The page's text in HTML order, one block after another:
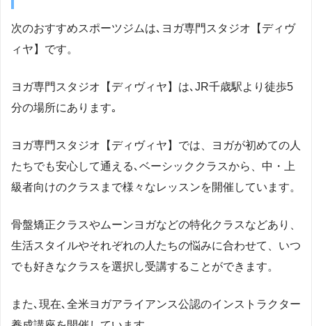
次のおすすめスポーツジムは､ヨガ専門スタジオ【ディヴ
ィヤ】です。
ヨガ専門スタジオ【ディヴィヤ】は､JR千歳駅より徒歩5
分の場所にあります｡
ヨガ専門スタジオ【ディヴィヤ】では、ヨガが初めての人
たちでも安心して通える､ベーシッククラスから、中・上
級者向けのクラスまで様々なレッスンを開催しています。
骨盤矯正クラスやムーンヨガなどの特化クラスなどあり、
生活スタイルやそれぞれの人たちの悩みに合わせて、いつ
でも好きなクラスを選択し受講することができます。
また､現在､全米ヨガアライアンス公認のインストラクター